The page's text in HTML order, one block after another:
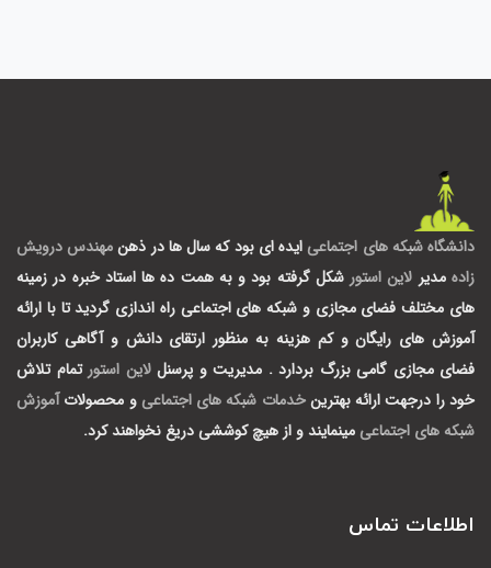
دانشگاه شبکه های اجتماعی ایده ای بود که سال ها در ذهنمهندس درویش
زاده مدیر لاین استور شکل گرفته بود و به همت ده ها استاد خبره در زمینه
های مختلف فضای مجازی و شبکه های اجتماعی راه اندازی گردید تا با ارائه
آموزش های رایگان و کم هزینه به منظور ارتقای دانش و آگاهی کاربران
فضای مجازی گامی بزرگ بردارد . مدیریت و پرسنللاین استور تمام تلاش
خود را درجهت ارائه بهترینخدمات شبکه های اجتماعی و محصولات آموزش
شبکه های اجتماعی مینمایند و از هیچ کوششی دریغ نخواهند کرد.
اطلاعات تماس